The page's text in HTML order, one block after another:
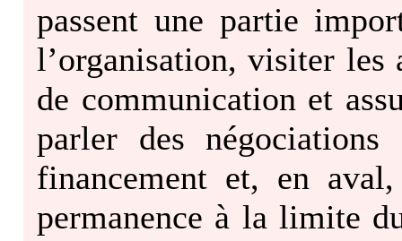
passent une partie
l’organisation, visiter les
de communication et
parler des
financement et, en
permanence à la limite